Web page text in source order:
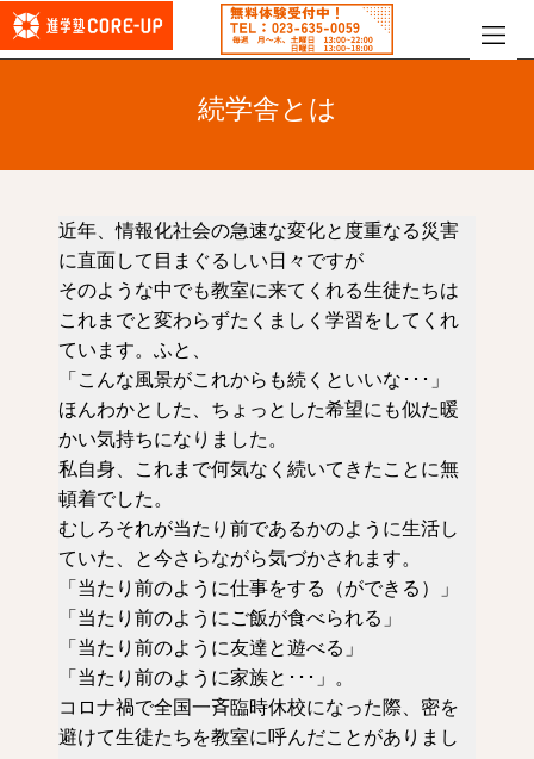
続学舎とは
近年、情報化社会の急速な変化と度重なる災害
に直面して目まぐるしい日々ですが
そのような中でも教室に来てくれる生徒たちは
これまでと変わらずたくましく学習をしてくれ
ています。ふと、
「こんな風景がこれからも続くといいな･･･」
ほんわかとした、ちょっとした希望にも似た暖
かい気持ちになりました。
私自身、これまで何気なく続いてきたことに無
頓着でした。
むしろそれが当たり前であるかのように生活し
ていた、と今さらながら気づかされます。
「当たり前のように仕事をする（ができる）」
「当たり前のようにご飯が食べられる」
「当たり前のように友達と遊べる」
「当たり前のように家族と･･･」。
コロナ禍で全国一斉臨時休校になった際、密を
避けて生徒たちを教室に呼んだことがありまし